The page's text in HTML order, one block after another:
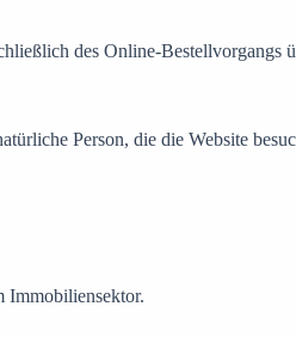
des Online-Bestellvorgangs
Person, die die Website
Immobiliensektor.